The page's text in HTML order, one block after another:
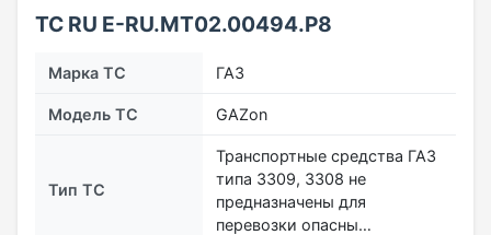
ТС RU Е-RU.МТ02.00494.Р8
Марка ТС ГАЗ
Модель ТС GAZon
Тип ТС
Транспортные средства ГАЗ
типа 3309, 3308 не
предназначены для
перевозки опасны…